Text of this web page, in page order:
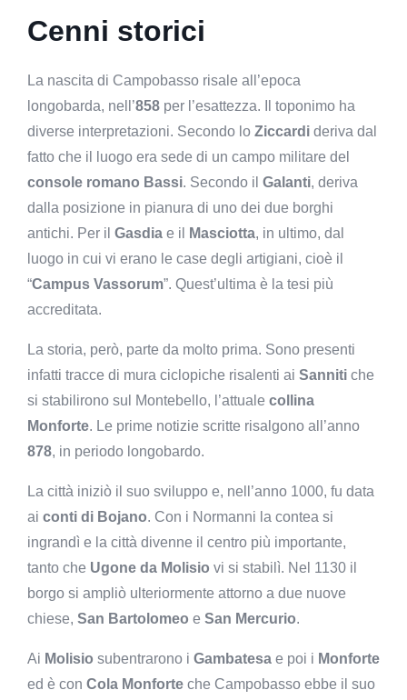
Cenni storici
La nascita di Campobasso risale all’epoca
longobarda, nell’858 per l’esattezza. Il toponimo ha
diverse interpretazioni. Secondo lo Ziccardi deriva dal
fatto che il luogo era sede di un campo militare del
console romano Bassi. Secondo il Galanti, deriva
dalla posizione in pianura di uno dei due borghi
antichi. Per il Gasdia e il Masciotta, in ultimo, dal
luogo in cui vi erano le case degli artigiani, cioè il
“Campus Vassorum”. Quest’ultima è la tesi più
accreditata.
La storia, però, parte da molto prima. Sono presenti
infatti tracce di mura ciclopiche risalenti ai Sanniti che
si stabilirono sul Montebello, l’attuale collina
Monforte. Le prime notizie scritte risalgono all’anno
878, in periodo longobardo.
La città iniziò il suo sviluppo e, nell’anno 1000, fu data
ai conti di Bojano. Con i Normanni la contea si
ingrandì e la città divenne il centro più importante,
tanto che Ugone da Molisio vi si stabilì. Nel 1130 il
borgo si ampliò ulteriormente attorno a due nuove
chiese, San Bartolomeo e San Mercurio.
Ai Molisio subentrarono i Gambatesa e poi i Monforte
ed è con Cola Monforte che Campobasso ebbe il suo